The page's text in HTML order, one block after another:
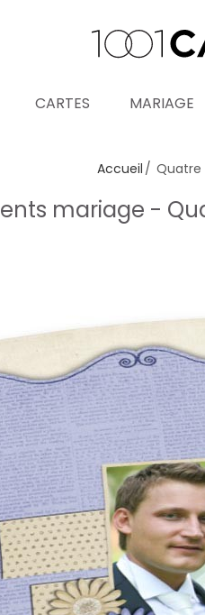
CARTES MARIAGE
oublié ?
SE
Accueil Quatre
mariage -